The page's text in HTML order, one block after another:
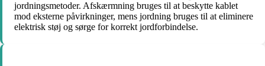
jordningsmetoder. Afskærmning bruges til at beskytte kablet
mod eksterne påvirkninger, mens jordning bruges til at eliminere
elektrisk støj og sørge for korrekt jordforbindelse.